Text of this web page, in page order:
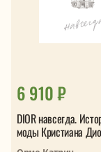
6 910 ₽
DIOR навсегда.
моды Кристиана